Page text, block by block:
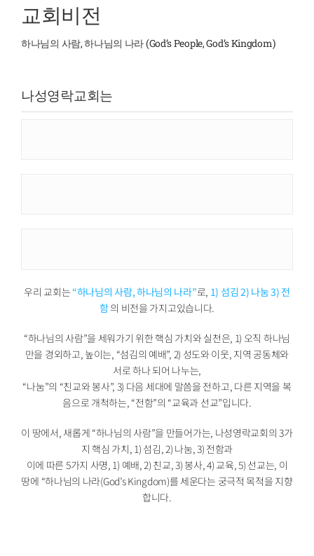
교회비전
하나님의 사람, 하나님의 나라 (God’s People, God’s Kingdom)
나성영락교회는
우리 교회는 “하나님의 사람, 하나님의 나라”로, 1) 섬김 2) 나눔 3) 전
함의 비전을 가지고있습니다.
“하나님의 사람”을 세워가기 위한 핵심 가치와 실천은, 1) 오직 하나님
만을 경외하고, 높이는, “섬김의 예배”, 2) 성도와 이웃, 지역 공동체와
서로 하나 되어 나누는,
“나눔”의 “친교와 봉사”, 3) 다음 세대에 말씀을 전하고, 다른 지역을 복
음으로 개척하는, “전함”의 “교육과 선교”입니다.
이 땅에서, 새롭게 “하나님의 사람”을 만들어가는, 나성영락교회의 3가
지 핵심 가치, 1) 섬김, 2) 나눔, 3) 전함과
이에 따른 5가지 사명, 1) 예배, 2) 친교, 3) 봉사, 4) 교육, 5) 선교는, 이
땅에 “하나님의 나라(God’s Kingdom)를 세운다는 궁극적 목적을 지향
합니다.